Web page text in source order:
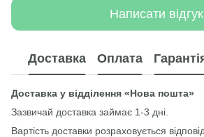
Написати відгук
Доставка Оплата
Доставка у відділення «Нова пошта»
Зазвичай доставка займає 1-3 дні.
Вартість доставки розраховується